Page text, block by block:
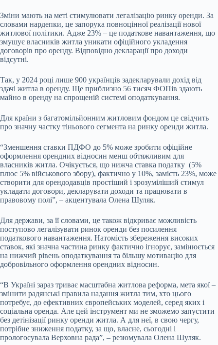
Зміни мають на меті стимулювати легалізацію ринку оренди. За
словами нардепки, це запорука повноцінної реалізації нової
житлової політики. Адже 23% – це податкове навантаження, що
змушує власників житла уникати офіційного укладення
договорів про оренду. Відповідно декларації про доходи
відсутні.
Так, у 2024 році лише 900 українців задекларували дохід від
здачі житла в оренду. Ще приблизно 56 тисяч ФОПів здають
майно в оренду на спрощеній системі оподаткування.
Для країни з багатомільйонним житловим фондом це свідчить
про значну частку тіньового сегмента на ринку оренди житла.
“Зменшення ставки ПДФО до 5% може зробити офіційне
оформлення орендних відносин менш обтяжливим для
власників житла. Очікується, що нижча ставка податку (5%
плюс 5% військового збору), фактично у 10%, замість 23%, може
створити для орендодавців простіший і зрозуміліший стимул
укладати договори, декларувати доходи та працювати в
правовому полі”, – акцентувала Олена Шуляк.
Для держави, за її словами, це також відкриває можливість
поступово легалізувати ринок оренди без посилення
податкового навантаження. Натомість збереження високих
ставок, які значна частина ринку фактично ігнорує, замінюється
на нижчий рівень оподаткування та більшу мотивацію для
добровільного оформлення орендних відносин.
“В Україні зараз триває масштабна житлова реформа, мета якої –
змінити радянські правила надання житла тим, хто цього
потребує, до ефективних європейських моделей, серед яких і
соціальна оренда. Але цей інструмент ми не зможемо запустити
без детінізації ринку оренди житла. А для неї, в свою чергу,
потрібне зниження податку, за що, власне, сьогодні і
прологосувала Верховна рада”, – резюмувала Олена Шуляк.